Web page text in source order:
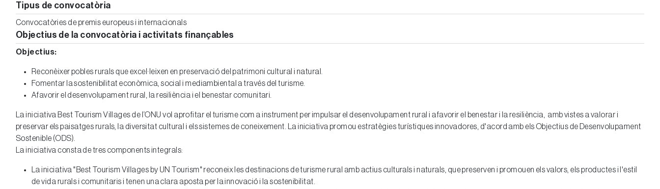
Tipus de convocatòria
Convocatòries de premis europeus i internacionals
Objectius de la convocatòria i activitats finançables
Objectius:
Reconèixer pobles rurals que excel·leixen en preservació del patrimoni cultural i natural.
Fomentar la sostenibilitat econòmica, social i mediambiental a través del turisme.
Afavorir el desenvolupament rural, la resiliència i el benestar comunitari.
La iniciativa Best Tourism Villages de l’ONU vol aprofitar el turisme com a instrument per impulsar el desenvolupament rural i afavorir el benestar i la resiliència, amb vistes a valorar i
preservar els paisatges rurals, la diversitat cultural i els sistemes de coneixement. La iniciativa promou estratègies turístiques innovadores, d'acord amb els Objectius de Desenvolupament
Sostenible (ODS).
La iniciativa consta de tres components integrals:
La iniciativa "Best Tourism Villages by UN Tourism" reconeix les destinacions de turisme rural amb actius culturals i naturals, que preserven i promouen els valors, els productes i l'estil
de vida rurals i comunitaris i tenen una clara aposta per la innovació i la sostenibilitat.